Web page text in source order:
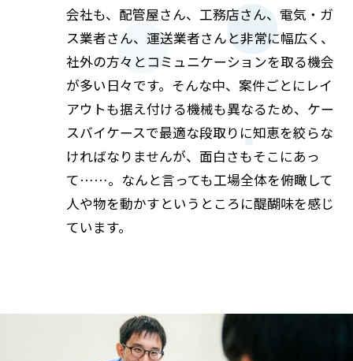
会社も、配管屋さん、工務店さん、電気・ガ
ス業者さん、運送業者さんと非常に幅広く、
社外の方々とコミュニケーションを取る機会
が多い日々です。そんな中、案件ごとにレイ
アウトも据え付ける機械も異なるため、ケー
スバイケースで最適な段取りに知恵を絞らな
ければなりませんが、面白さもそこにあっ
て……。なんと言っても工場全体を俯瞰して
人や物を動かすというところに醍醐味を感じ
ています。